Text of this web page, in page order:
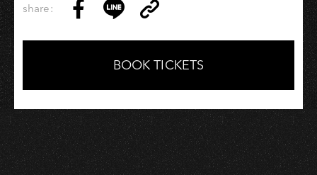
share:
on
Facebook
on
LINE
Link
Copy
BOOK TICKETS